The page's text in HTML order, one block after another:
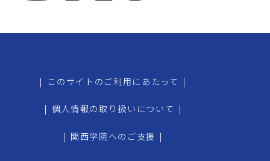
| このサイトのご利用にあたって |
| 個人情報の取り扱いについて |
| 関西学院へのご支援 |